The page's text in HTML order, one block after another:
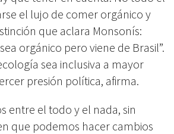
el lujo de comer orgánico y
que aclara Monsonís:
orgánico pero viene de Brasil”.
sea inclusiva a mayor
presión política, afirma.
entre el todo y el nada, sin
que podemos hacer cambios